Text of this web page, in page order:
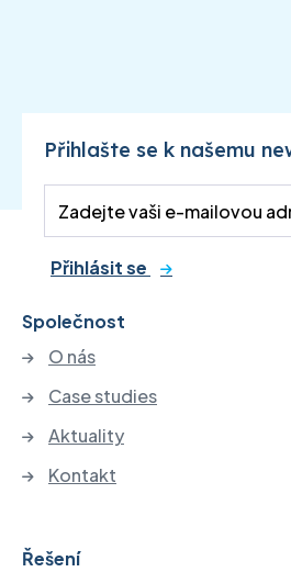
Přihlašte se k našemu
Přihlásit se
Společnost
O nás
Case studies
Aktuality
Kontakt
Řešení